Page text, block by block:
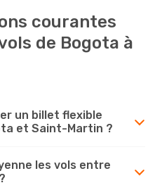
courantes
de Bogota à
un billet flexible
et Saint-Martin ?
les vols entre